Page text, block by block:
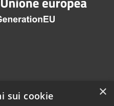
×
sui cookie